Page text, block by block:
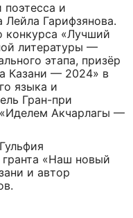
поэтесса и
Лейла Гарифзянова.
конкурса «Лучший
литературы —
этапа, призёр
Казани — 2024» в
языка и
Гран-при
Акчарлагы —
гранта «Наш новый
и автор